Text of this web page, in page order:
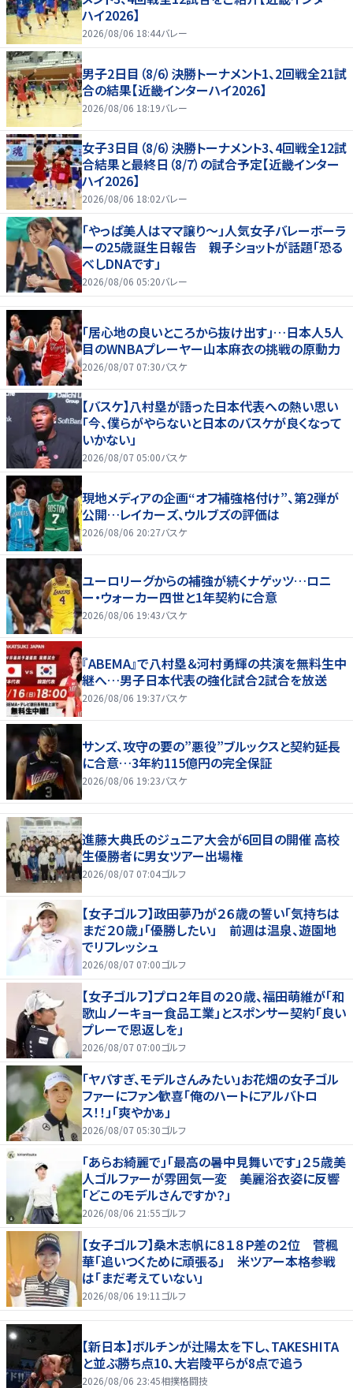
ハイ2026】
2026/08/06 18:44バレー
男子2日目（8/6）決勝トーナメント1、2回戦全21試
合の結果【近畿インターハイ2026】
2026/08/06 18:19バレー
女子3日目（8/6）決勝トーナメント3、4回戦全12試
合結果と最終日（8/7）の試合予定【近畿インター
ハイ2026】
2026/08/06 18:02バレー
「やっぱ美人はママ譲り～」人気女子バレーボーラ
ーの25歳誕生日報告 親子ショットが話題「恐る
べしDNAです」
2026/08/06 05:20バレー
「居心地の良いところから抜け出す」…日本人5人
目のWNBAプレーヤー山本麻衣の挑戦の原動力
2026/08/07 07:30バスケ
【バスケ】八村塁が語った日本代表への熱い思い
「今、僕らがやらないと日本のバスケが良くなって
いかない」
2026/08/07 05:00バスケ
現地メディアの企画“オフ補強格付け”、第2弾が
公開…レイカーズ、ウルブズの評価は
2026/08/06 20:27バスケ
ユーロリーグからの補強が続くナゲッツ…ロニ
ー・ウォーカー四世と1年契約に合意
2026/08/06 19:43バスケ
『ABEMA』で八村塁＆河村勇輝の共演を無料生中
継へ…男子日本代表の強化試合2試合を放送
2026/08/06 19:37バスケ
サンズ、攻守の要の”悪役”ブルックスと契約延長
に合意…3年約115億円の完全保証
2026/08/06 19:23バスケ
進藤大典氏のジュニア大会が6回目の開催 高校
生優勝者に男女ツアー出場権
2026/08/07 07:04ゴルフ
【女子ゴルフ】政田夢乃が２６歳の誓い「気持ちは
まだ２０歳」「優勝したい」 前週は温泉、遊園地
でリフレッシュ
2026/08/07 07:00ゴルフ
【女子ゴルフ】プロ２年目の２０歳、福田萌維が「和
歌山ノーキョー食品工業」とスポンサー契約「良い
プレーで恩返しを」
2026/08/07 07:00ゴルフ
「ヤバすぎ、モデルさんみたい」お花畑の女子ゴル
ファーにファン歓喜「俺のハートにアルバトロ
ス！！」「爽やかぁ」
2026/08/07 05:30ゴルフ
「あらお綺麗で」「最高の暑中見舞いです」２５歳美
人ゴルファーが雰囲気一変 美麗浴衣姿に反響
「どこのモデルさんですか？」
2026/08/06 21:55ゴルフ
【女子ゴルフ】桑木志帆に８１８Ｐ差の２位 菅楓
華「追いつくために頑張る」 米ツアー本格参戦
は「まだ考えていない」
2026/08/06 19:11 ゴルフ
【新日本】ボルチンが辻陽太を下し、TAKESHITA
と並ぶ勝ち点10、大岩陵平らが8点で追う
2026/08/06 23:45相撲格闘技